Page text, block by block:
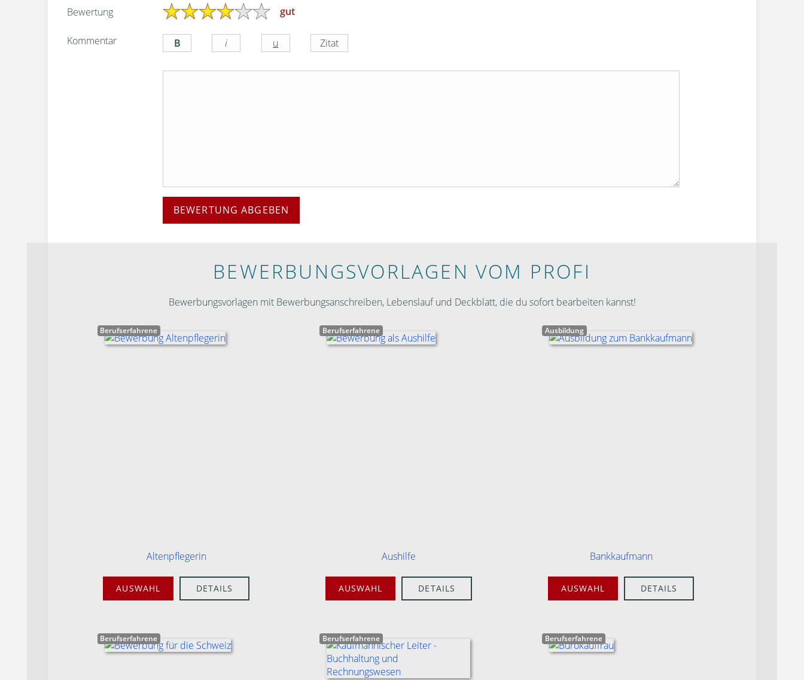
Bewertung gut
Kommentar
BEWERTUNG ABGEBEN
BEWERBUNGS­VORLAGEN VOM PROFI
Bewerbungsvorlagen mit Bewerbungsanschreiben, Lebenslauf und Deckblatt, die du sofort bearbeiten kannst!
Berufserfahrene
Altenpflegerin
AUSWAHL DETAILS
Berufserfahrene
Aushilfe
AUSWAHL DETAILS
Ausbildung
Bankkaufmann
AUSWAHL DETAILS
Berufserfahrene Berufserfahrene Berufserfahrene